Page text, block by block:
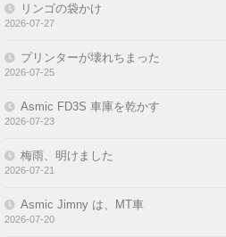
リンゴの袋かけ
2026-07-27
プリンターが壊れちまった
2026-07-25
Asmic FD3S 車庫を乾かす
2026-07-23
梅雨、明けました
2026-07-21
Asmic Jimny は、MT車
2026-07-20